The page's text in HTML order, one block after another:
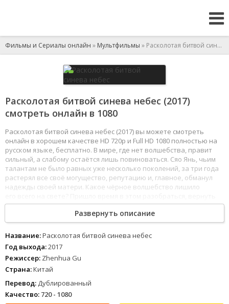
Фильмы и Сериалы онлайн » Мультфильмы » Расколотая битвой синева небес
Расколотая битвой синева небес (2017)
смотреть онлайн в 1080
Расколотая битвой синева небес (2017) вы можете смотреть
онлайн в хорошем качестве HD 720p и Full HD 1080 полностью на
русском языке, бесплатно. В мире, где нет волшебства, правит
сильный, а слабому остаётся лишь повиноваться. Сяо Янь, чьим
талантам не было равных уже несколько поколений, за три года
растерял все своё могущество, репутацию и, главное, обманул
надежды своей матери. Какое чёрное волшебство лишило
себе утраченное и стать куда сильнее чем прежде, чтобы
защитить свою семью.
12345 678
Развернуть описание
Название:Расколотая битвой синева небес
Год выхода:2017
Режиссер: Zhenhua Gu
Страна:Китай
Перевод: Дублированный
Качество: 720 - 1080